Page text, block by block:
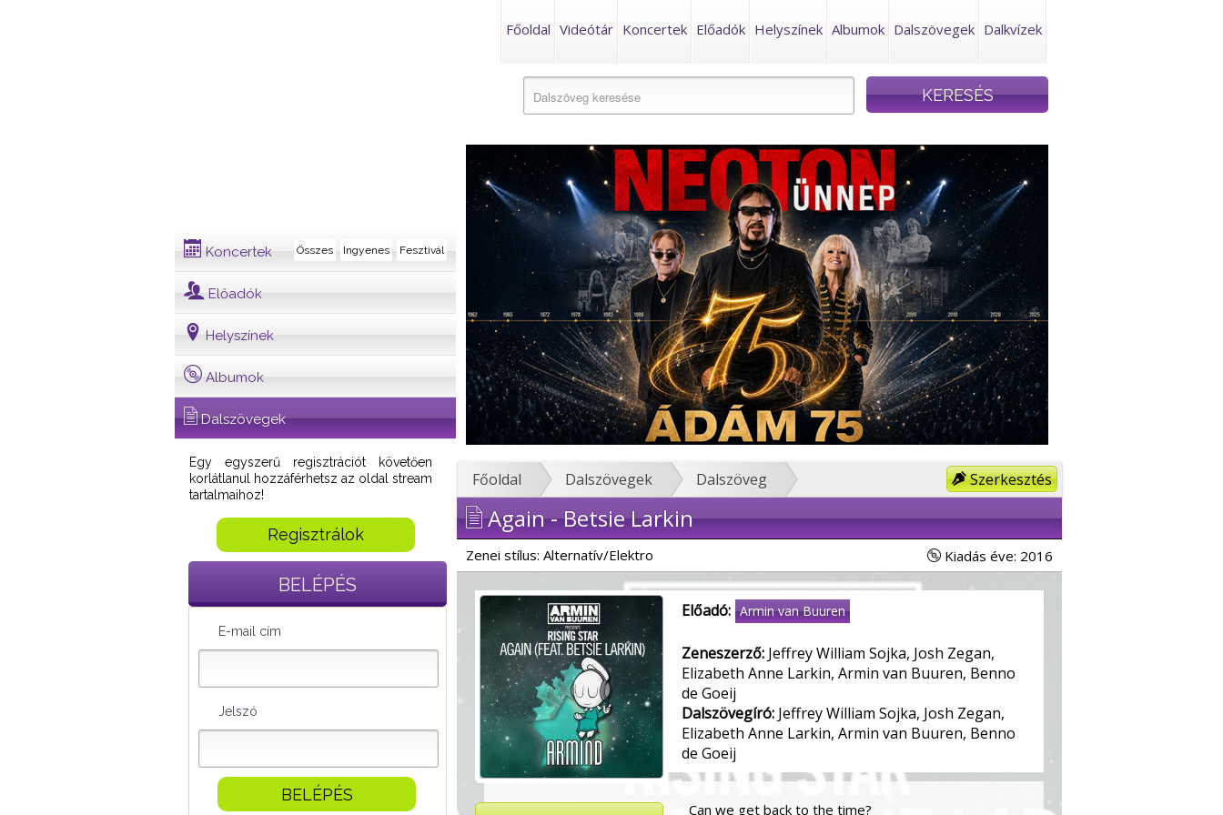
Főoldal Videótár Koncertek Előadók Helyszínek Albumok Dalszövegek Dalkvízek
Koncertek Fesztivál
Ingyenes
Összes
Előadók
Helyszínek
Albumok
Dalszövegek
Egy egyszerű regisztrációt követően
korlátlanul hozzáférhetsz az oldal stream
tartalmaihoz!
Regisztrálok
BELÉPÉS
E-mail cím
Jelszó
Szerkesztés
Főoldal Dalszövegek Dalszöveg
Again - Betsie Larkin
Zenei stílus: Alternatív/Elektro Kiadás éve: 2016
Előadó: Armin van Buuren
Zeneszerző: Jeffrey William Sojka, Josh Zegan,
Elizabeth Anne Larkin, Armin van Buuren, Benno
de Goeij
Dalszövegíró: Jeffrey William Sojka, Josh Zegan,
Elizabeth Anne Larkin, Armin van Buuren, Benno
de Goeij
Can we get back to the time?